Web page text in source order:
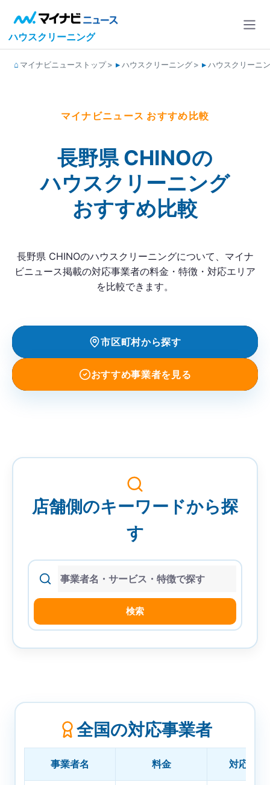
ハウスクリーニング
マイナビニューストップ ハウスクリーニング ハウスクリーニ
マイナビニュース おすすめ比較
長野県 CHINOの
ハウスクリーニング
おすすめ比較
長野県 CHINOのハウスクリーニングについて、マイナ
ビニュース掲載の対応事業者の料金・特徴・対応エリア
を比較できます。
市区町村から探す
おすすめ事業者を見る
店舗側のキーワードから探
す
事
検索
全国の対応事業者
事業者名 料金 対応エリ